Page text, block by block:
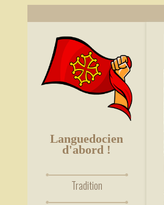
Languedocien
d'abord !
Tradition